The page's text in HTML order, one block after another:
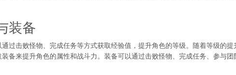
装备
过击败怪物、完成任务等方式获取经验值，提升角色的等级。随着等级的
备来提升角色的属性和战斗力。装备可以通过击败怪物、完成任务、参与